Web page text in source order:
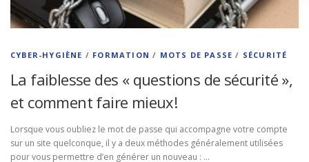
CYBER-HYGIÈNE / FORMATION / MOTS DE PASSE / SÉCURITÉ
La faiblesse des « questions de sécurité »,
et comment faire mieux!
Lorsque vous oubliez le mot de passe qui accompagne votre compte
sur un site quelconque, il y a deux méthodes généralement utilisées
pour vous permettre d’en générer un nouveau : …